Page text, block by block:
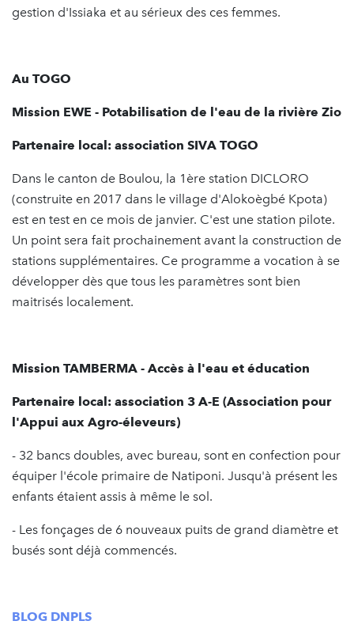
gestion d'Issiaka et au sérieux des ces femmes.
Au TOGO
Mission EWE - Potabilisation de l'eau de la rivière Zio
Partenaire local: association SIVA TOGO
Dans le canton de Boulou, la 1ère station DICLORO
(construite en 2017 dans le village d'Alokoègbé Kpota)
est en test en ce mois de janvier. C'est une station pilote.
Un point sera fait prochainement avant la construction de
stations supplémentaires. Ce programme a vocation à se
développer dès que tous les paramètres sont bien
maitrisés localement.
Mission TAMBERMA - Accès à l'eau et éducation
Partenaire local: association 3 A-E (Association pour
l'Appui aux Agro-éleveurs)
- 32 bancs doubles, avec bureau, sont en confection pour
équiper l'école primaire de Natiponi. Jusqu'à présent les
enfants étaient assis à même le sol.
- Les fonçages de 6 nouveaux puits de grand diamètre et
busés sont déjà commencés.
BLOG DNPLS